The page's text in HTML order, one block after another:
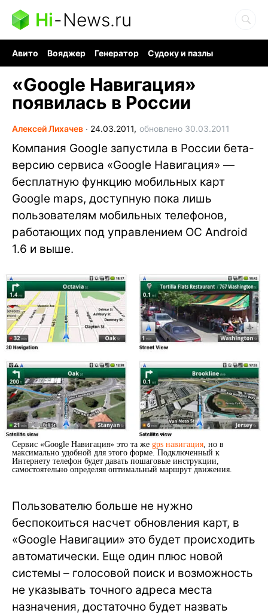
Hi-News.ru
Авито Вояджер Генератор
Судоку и пазлы
«Google Навигация»
появилась в России
Алексей Лихачев ∙ 24.03.2011, обновлено 30.03.2011
Компания Google запустила в России бета-
версию сервиса «Google Навигация» —
бесплатную функцию мобильных карт
Google maps, доступную пока лишь
пользователям мобильных телефонов,
работающих под управлением ОС Android
1.6 и выше.
Сервис «Google Навигация» это та же gps навигация, но в
максимально удобной для этого форме. Подключенный к
Интернету телефон будет давать пошаговые инструкции,
самостоятельно определяя оптимальный маршрут движения.
Пользователю больше не нужно
беспокоиться насчет обновления карт, в
«Google Навигации» это будет происходить
автоматически. Еще один плюс новой
системы – голосовой поиск и возможность
не указывать точного адреса места
назначения, достаточно будет назвать